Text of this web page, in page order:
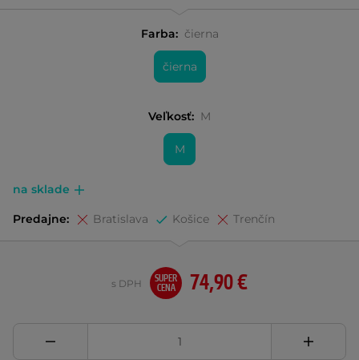
Farba: čierna
čierna
Veľkosť: M
M
na sklade
Predajne: Bratislava Košice Trenčín
74,90 €
s DPH
SUPER
CENA